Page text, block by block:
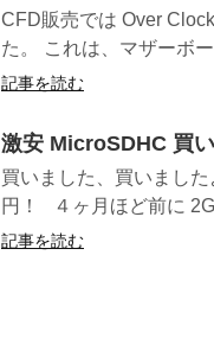
CFD販売では Over
た。 これは、マザーボ
記事を読む
激安 MicroSDHC 買
買いました、買いまし
円！ ４ヶ月ほど前に
記事を読む